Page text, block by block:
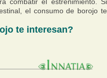
el consumo de borojo te
te interesan?